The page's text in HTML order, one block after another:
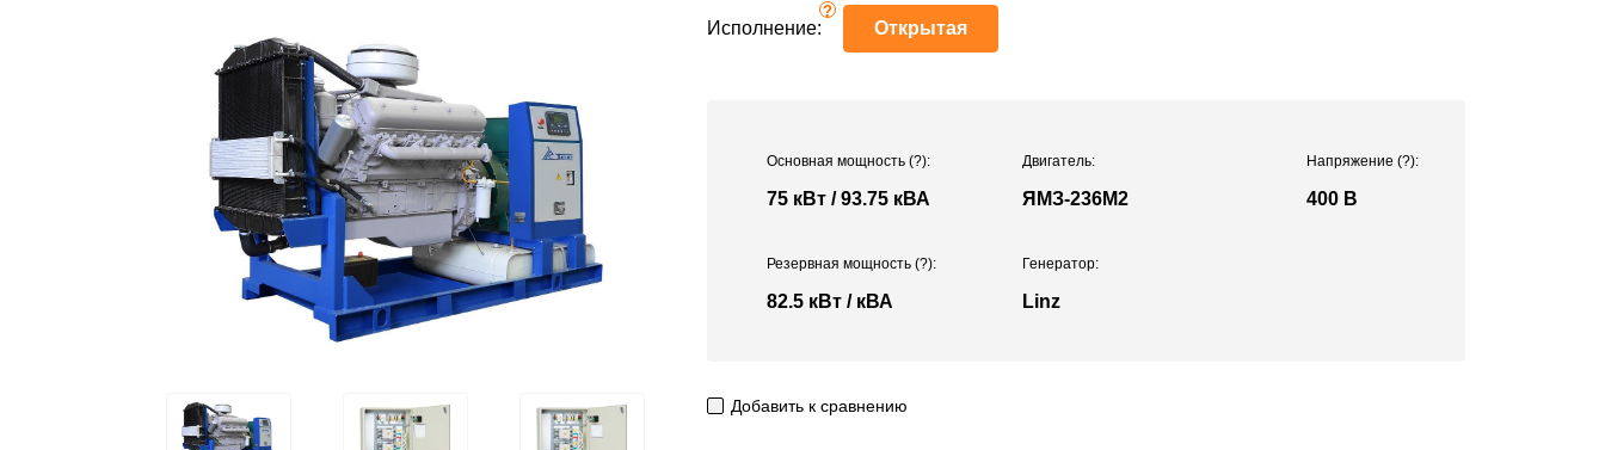
Исполнение:
?
Открытая
Основная мощность (?):
75 кВт / 93.75 кВА
Двигатель:
ЯМЗ-236М2
Напряжение(?):
400 В
Резервная мощность (?):
82.5 кВт / кВА
Генератор:
Linz
Добавить к сравнению